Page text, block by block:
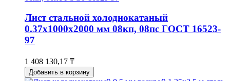
Лист стальной холоднокатаный
0.37х1000х2000 мм 08кп, 08пс ГОСТ 16523-
97
1 408 130,17 ₸
Добавить в корзину